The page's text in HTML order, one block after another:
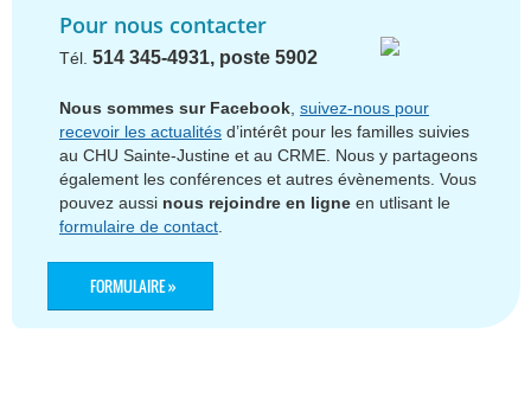
Pour nous contacter
Tél. 514 345-4931, poste 5902
Nous sommes sur Facebook suivez-nous pour
recevoir les actualités d’intérêt pour les familles suivies
au CHU Sainte-Justine et au CRME. Nous y partageons
également les conférences et autres évènements. Vous
pouvez aussi nous rejoindre en ligne en utlisant le
formulaire de contact
FORMULAIRE »